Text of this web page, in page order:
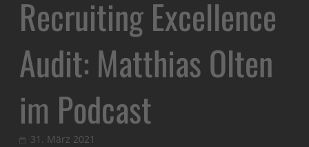
Recruiting Excellence
Audit: Matthias Olten
im Podcast
31. März 2021